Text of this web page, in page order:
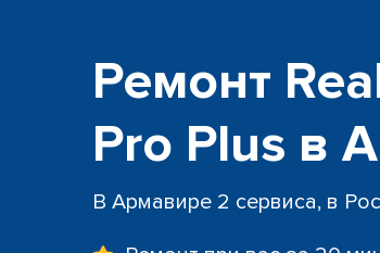
Ремонт
Pro Plus в
В Армавире 2 сервиса, в